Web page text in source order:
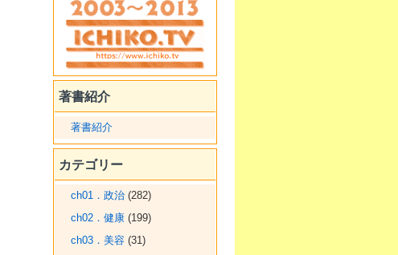
著書紹介
著書紹介
カテゴリー
ch01．政治(282)
ch02．健康(199)
ch03．美容(31)